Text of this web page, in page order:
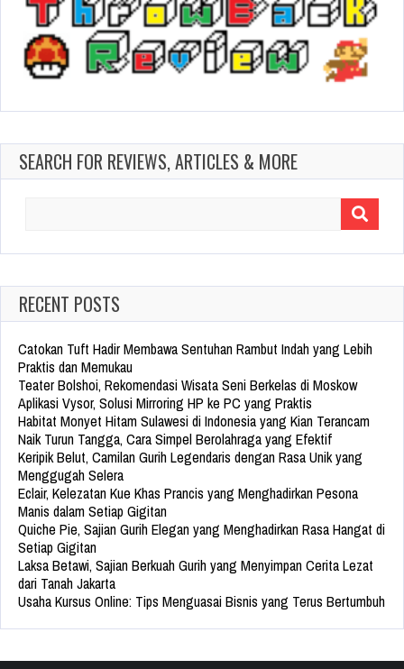
SEARCH FOR REVIEWS, ARTICLES & MORE
RECENT POSTS
Catokan Tuft Hadir Membawa Sentuhan Rambut Indah yang Lebih
Praktis dan Memukau
Teater Bolshoi, Rekomendasi Wisata Seni Berkelas di Moskow
Aplikasi Vysor, Solusi Mirroring HP ke PC yang Praktis
Habitat Monyet Hitam Sulawesi di Indonesia yang Kian Terancam
Naik Turun Tangga, Cara Simpel Berolahraga yang Efektif
Keripik Belut, Camilan Gurih Legendaris dengan Rasa Unik yang
Menggugah Selera
Eclair, Kelezatan Kue Khas Prancis yang Menghadirkan Pesona
Manis dalam Setiap Gigitan
Quiche Pie, Sajian Gurih Elegan yang Menghadirkan Rasa Hangat di
Setiap Gigitan
Laksa Betawi, Sajian Berkuah Gurih yang Menyimpan Cerita Lezat
dari Tanah Jakarta
Usaha Kursus Online: Tips Menguasai Bisnis yang Terus Bertumbuh